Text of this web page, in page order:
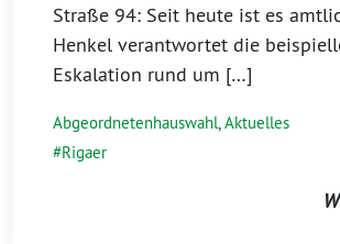
Straße 94: Seit heute ist es
Henkel verantwortet die
Eskalation rund um […]
Abgeordnetenhauswahl,Aktuelles
Rigaer